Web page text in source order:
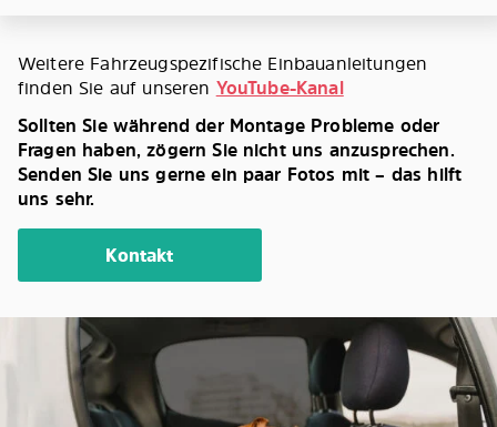
Weitere Fahrzeugspezifische Einbauanleitungen
finden Sie auf unseren YouTube-Kanal
Sollten Sie während der Montage Probleme oder
Fragen haben, zögern Sie nicht uns anzusprechen.
Senden Sie uns gerne ein paar Fotos mit – das hilft
uns sehr.
Kontakt